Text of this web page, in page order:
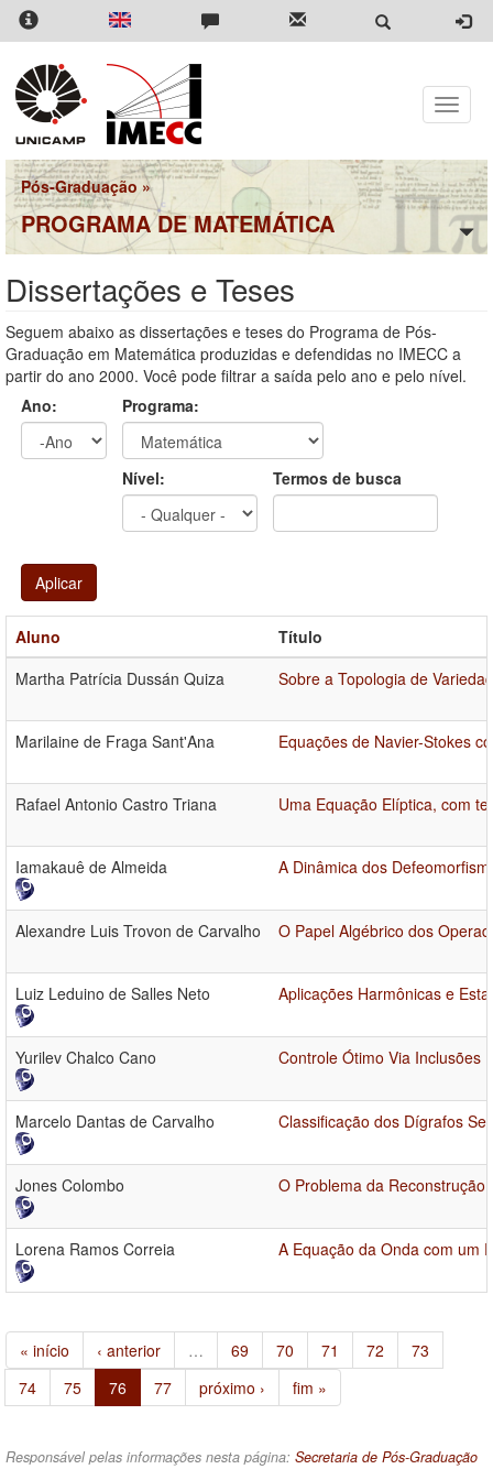
Pular
para
conteúdo
principal
Toggle
Pós-Graduação »
PROGRAMA DE MATEMÁTICA
Dissertações e Teses
Seguem abaixo as dissertações e teses do Programa de Pós-
Graduação em Matemática produzidas e defendidas no IMECC a
partir do ano 2000. Você pode filtrar a saída pelo ano e pelo nível.
Ano:
Programa:
Nível: Termos de busca
Aplicar
Aluno
Título
Martha Patrícia Dussán Quiza
Sobre a Topologia de
Marilaine de Fraga Sant'Ana Equações de Navier-Stokes
Rafael Antonio Castro Triana Uma Equação Elíptica, com
Iamakauê de Almeida A Dinâmica dos
Alexandre Luis Trovon de Carvalho O Papel Algébrico dos
Luiz Leduino de Salles Neto Aplicações Harmônicas e
Yurilev Chalco Cano Controle Ótimo Via Inclusões
Marcelo Dantas de Carvalho Classificação dos Dígrafos
Jones Colombo O Problema da
Lorena Ramos Correia A Equação da Onda com um
« início ‹ anterior … 69 70 71 72
73
74
75 76 77 próximo › fim »
Responsável pelas informações nesta página: Secretaria de Pós-Graduação